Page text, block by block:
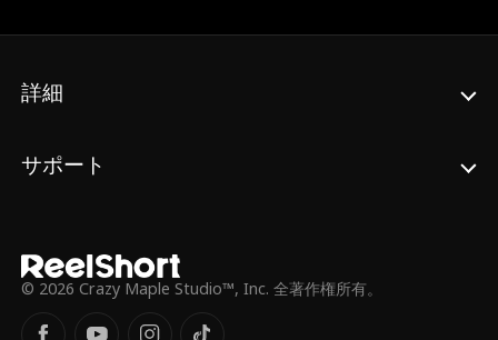
人を突き止め、それを阻止しなければならな
詳細
サポート
© 2026 Crazy Maple Studio™, Inc. 全著作権所有。